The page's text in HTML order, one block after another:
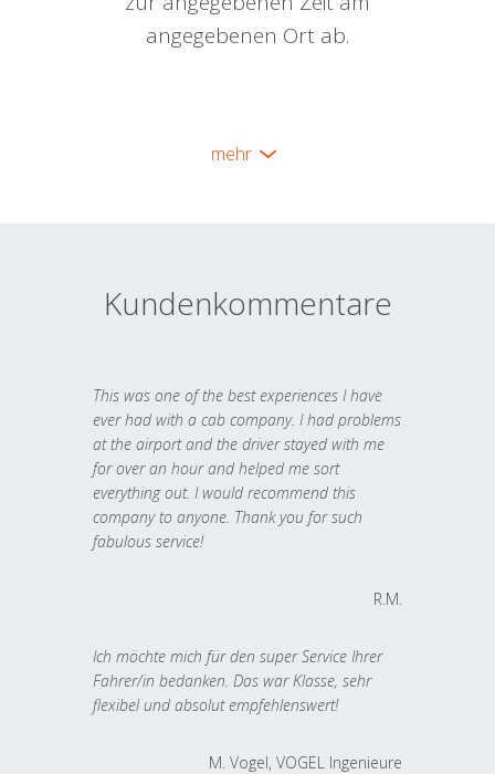
angegebenen Ort ab.
mehr
Kundenkommentare
This was one of the best experiences I have
ever had with a cab company. I had problems
at the airport and the driver stayed with me
for over an hour and helped me sort
everything out. I would recommend this
company to anyone. Thank you for such
fabulous service!
R.M.
Ich möchte mich für den super Service Ihrer
Fahrer/in bedanken. Das war Klasse, sehr
flexibel und absolut empfehlenswert!
M. Vogel, VOGEL Ingenieure